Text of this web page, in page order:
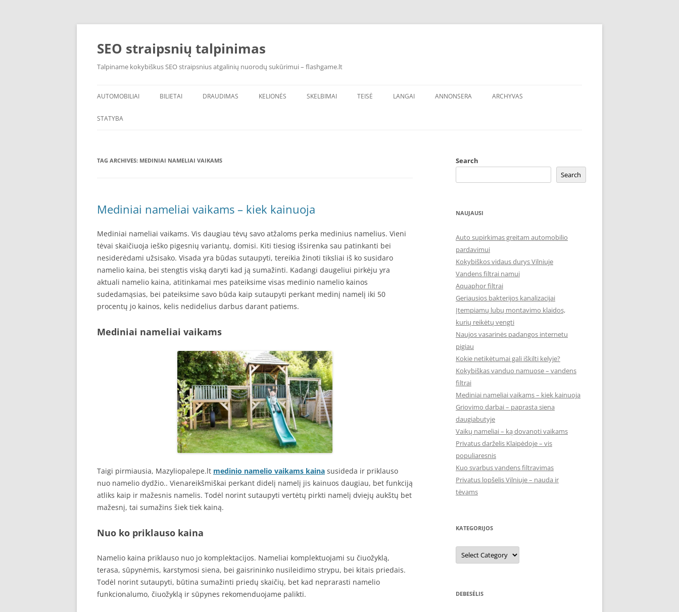
Skip
SEO straipsnių talpinimas
Talpiname kokybiškus SEO straipsnius atgalinių nuorodų sukūrimui – flashgame.lt
AUTOMOBILIAI BILIETAI DRAUDIMAS KELIONĖS SKELBIMAI TEISĖ LANGAI ANNONSERA ARCHYVAS
STATYBA
TAG ARCHIVES: MEDINIAI NAMELIAI VAIKAMS
Mediniai nameliai vaikams – kiek kainuoja
Mediniai nameliai vaikams. Vis daugiau tėvų savo atžaloms perka medinius namelius. Vieni
tėvai skaičiuoja ieško pigesnių variantų, domisi. Kiti tiesiog išsirenka sau patinkanti bei
nesiderėdami užsisako. Visada yra būdas sutaupyti, tereikia žinoti tiksliai iš ko susidaro
namelio kaina, bei stengtis viską daryti kad ją sumažinti. Kadangi daugeliui pirkėju yra
aktuali namelio kaina, atitinkamai mes pateiksime visas medinio namelio kainos
sudedamąsias, bei pateiksime savo būda kaip sutaupyti perkant medinį namelį iki 50
procentų jo kainos, kelis nedidelius darbus darant patiems.
Mediniai nameliai vaikams
Taigi pirmiausia, Mazyliopalepe.lt medinio namelio vaikams kaina susideda ir priklauso
nuo namelio dydžio.. Vienareikšmiškai perkant didelį namelį jis kainuos daugiau, bet funkciją
atliks kaip ir mažesnis namelis. Todėl norint sutaupyti vertėtų pirkti namelį dviejų aukštų bet
mažesnį, tai sumažins šiek tiek kainą.
Nuo ko priklauso kaina
Namelio kaina priklauso nuo jo komplektacijos. Nameliai komplektuojami su čiuožyklą,
terasa, sūpynėmis, karstymosi siena, bei gaisrininko nusileidimo strypu, bei kitais priedais.
Todėl norint sutaupyti, būtina sumažinti priedų skaičių, bet kad neprarasti namelio
funkcionalumo, čiuožyklą ir sūpynes rekomenduojame palikti.
Search
Search
NAUJAUSI
Auto supirkimas greitam automobilio
pardavimui
Kokybiškos vidaus durys Vilniuje
Vandens filtrai namui
Aquaphor filtrai
Geriausios bakterijos kanalizacijai
Įtempiamų lubų montavimo klaidos,
kurių reikėtų vengti
Naujos vasarinės padangos internetu
pigiau
Kokie netikėtumai gali iškilti kelyje?
Kokybiškas vanduo namuose – vandens
filtrai
Mediniai nameliai vaikams – kiek kainuoja
Griovimo darbai – paprasta siena
daugiabutyje
Vaikų nameliai – ką dovanoti vaikams
Privatus darželis Klaipėdoje – vis
populiaresnis
Kuo svarbus vandens filtravimas
Privatus lopšelis Vilniuje – nauda ir
tėvams
KATEGORIJOS
Kategorijos
DEBESĖLIS